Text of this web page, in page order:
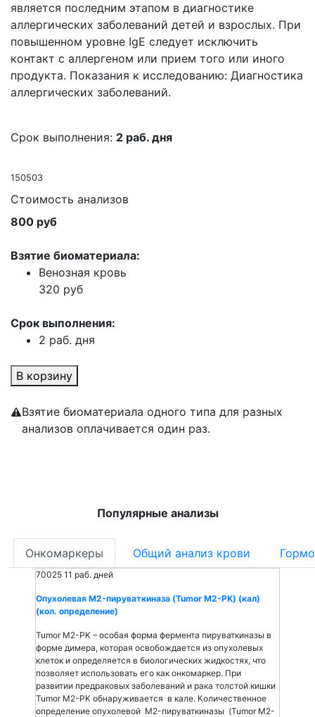
является последним этапом в диагностике
аллергических заболеваний детей и взрослых. При
повышенном уровне IgE следует исключить
контакт с аллергеном или прием того или иного
продукта. Показания к исследованию: Диагностика
аллергических заболеваний.
Срок выполнения: 2 раб. дня
150503
Стоимость анализов
800 руб
Взятие биоматериала:
Венозная кровь
320 руб
Срок выполнения:
2 раб. дня
В корзину
Взятие биоматериала одного типа для разных
анализов оплачивается один раз.
Популярные анализы
Онкомаркеры Общий анализ крови
70025 11 раб. дней
Опухолевая M2-пируваткиназа (Tumor M2-PK) (кал)
(кол. определение)
Tumor M2-PK – особая форма фермента пируваткиназы в
форме димера, которая освобождается из опухолевых
клеток и определяется в биологических жидкостях, что
позволяет использовать его как онкомаркер. При
развитии предраковых заболеваний и рака толстой кишки
Tumor M2-PK обнаруживается в кале. Количественное
определение опухолевой M2-пируваткиназы (Tumor M2-